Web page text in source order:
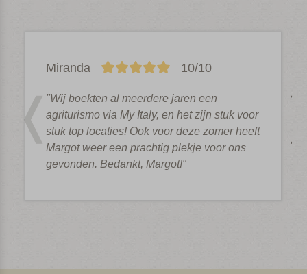
Miranda 10/10
"Wij boekten al meerdere jaren een
agriturismo via My Italy, en het zijn stuk voor
stuk top locaties! Ook voor deze zomer heeft
Margot weer een prachtig plekje voor ons
gevonden. Bedankt, Margot!"